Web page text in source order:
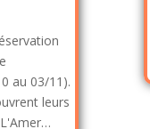
au 03/11).
leurs